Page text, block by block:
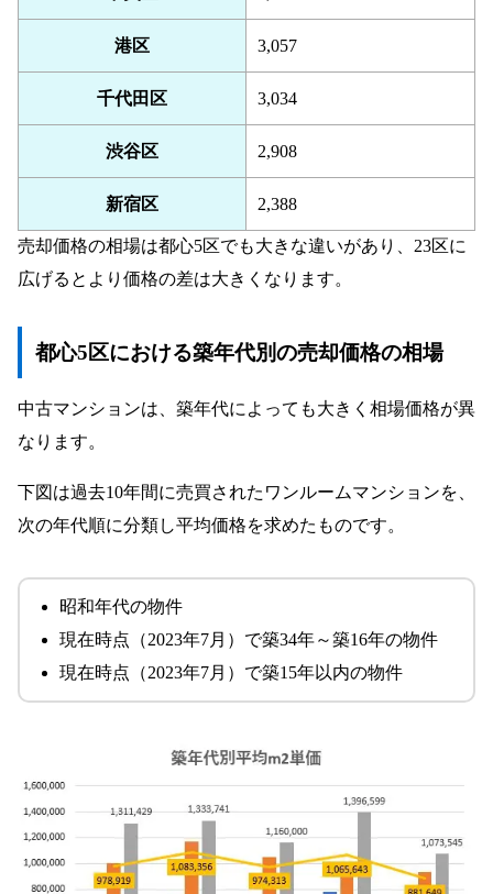
港区 3,057
千代田区 3,034
渋谷区 2,908
新宿区 2,388
売却価格の相場は都心5区でも大きな違いがあり、23区に
広げるとより価格の差は大きくなります。
都心5区における築年代別の売却価格の相場
中古マンションは、築年代によっても大きく相場価格が異
なります。
下図は過去10年間に売買されたワンルームマンションを、
次の年代順に分類し平均価格を求めたものです。
昭和年代の物件
現在時点（2023年7月）で築34年～築16年の物件
現在時点（2023年7月）で築15年以内の物件